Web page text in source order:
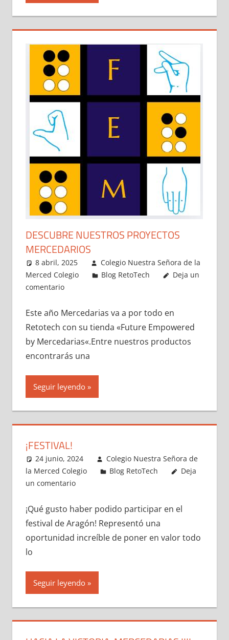
DESCUBRE NUESTROS PROYECTOS
MERCEDARIOS
8 abril, 2025
Colegio Nuestra Señora de la
Merced Colegio
Blog RetoTech
Deja un
comentario
Este año Mercedarias va a por todo en
Retotech con su tienda «Future Empowered
by Mercedarias«.Entre nuestros productos
encontrarás una
Seguir leyendo
¡FESTIVAL!
24 junio, 2024
Colegio Nuestra Señora de
la Merced Colegio
Blog RetoTech
Deja
un comentario
¡Qué gusto haber podido participar en el
festival de Aragón! Representó una
oportunidad increíble de poner en valor todo
lo
Seguir leyendo